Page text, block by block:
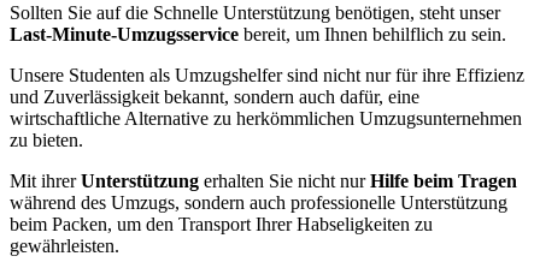
Sollten Sie auf die Schnelle Unterstützung benötigen, steht unser
Last-Minute-Umzugsservice bereit, um Ihnen behilflich zu sein.
Unsere Studenten als Umzugshelfer sind nicht nur für ihre Effizienz
und Zuverlässigkeit bekannt, sondern auch dafür, eine
wirtschaftliche Alternative zu herkömmlichen Umzugsunternehmen
zu bieten.
Mit ihrerUnterstützung erhalten Sie nicht nurHilfe beim Tragen
während des Umzugs, sondern auch professionelle Unterstützung
beim Packen, um den Transport Ihrer Habseligkeiten zu
gewährleisten.